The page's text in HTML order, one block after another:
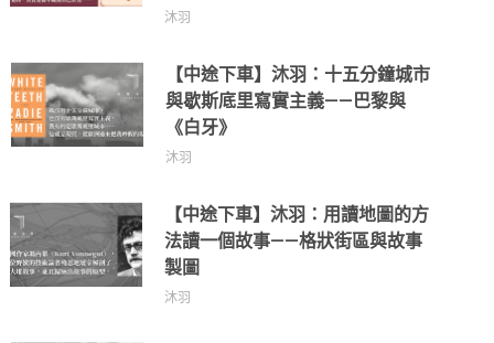
沐羽
【中途下車】沐羽：十五分鐘城市
與歇斯底里寫實主義——巴黎與
《白牙》
沐羽
【中途下車】沐羽：用讀地圖的方
法讀一個故事——格狀街區與故事
製圖
沐羽